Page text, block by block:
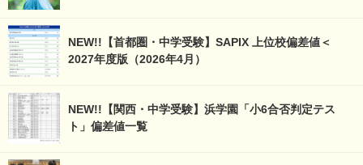
NEW!!【首都圏・中学受験】SAPIX 上位校偏差値＜
2027年度版（2026年4月）
NEW!!【関西・中学受験】浜学園「小6合否判定テス
ト」偏差値一覧